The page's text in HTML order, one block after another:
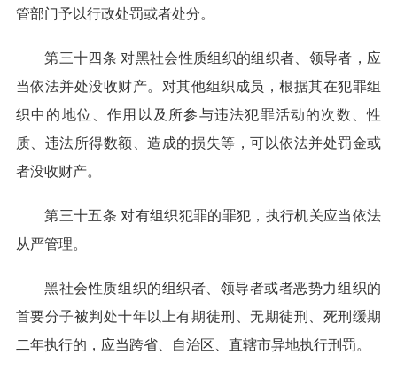
管部门予以行政处罚或者处分。
第三十四条 对黑社会性质组织的组织者、领导者，应
当依法并处没收财产。对其他组织成员，根据其在犯罪组
织中的地位、作用以及所参与违法犯罪活动的次数、性
质、违法所得数额、造成的损失等，可以依法并处罚金或
者没收财产。
第三十五条 对有组织犯罪的罪犯，执行机关应当依法
从严管理。
黑社会性质组织的组织者、领导者或者恶势力组织的
首要分子被判处十年以上有期徒刑、无期徒刑、死刑缓期
二年执行的，应当跨省、自治区、直辖市异地执行刑罚。